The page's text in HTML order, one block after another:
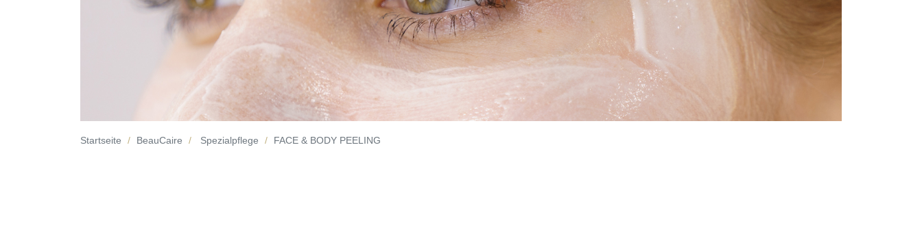
Startseite BeauCaire Spezialpflege FACE & BODY PEELING